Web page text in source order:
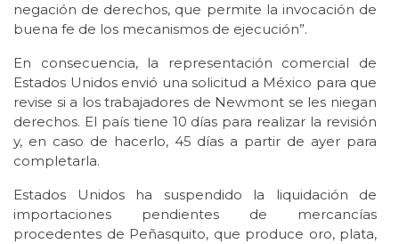
negación de derechos, que permite la invocación de
buena fe de los mecanismos de ejecución”.
En consecuencia, la representación comercial de
Estados Unidos envió una solicitud a México para que
revise si a los trabajadores de Newmont se les niegan
derechos. El país tiene 10 días para realizar la revisión
y, en caso de hacerlo, 45 días a partir de ayer para
completarla.
Estados Unidos ha suspendido la liquidación de
importaciones pendientes de mercancías
procedentes de Peñasquito, que produce oro, plata,